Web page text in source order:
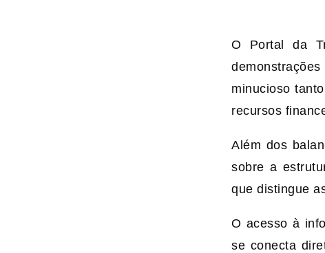
O Portal da
minucioso
recursos
Além dos
sobre a
que distingue
O acesso à
se conecta